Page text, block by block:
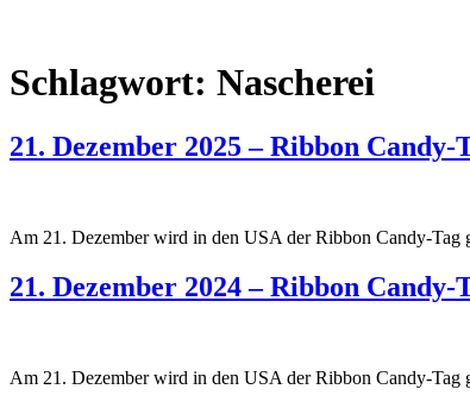
Schlagwort: Nascherei
21. Dezember 2025 – Ribbon Candy-
Am 21. Dezember wird in den USA der Ribbon Candy-Tag
21. Dezember 2024 – Ribbon Candy-
Am 21. Dezember wird in den USA der Ribbon Candy-Tag